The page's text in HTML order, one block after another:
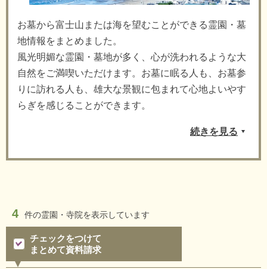
お墓から富士山または海を望むことができる霊園・墓
地情報をまとめました。
風光明媚な霊園・墓地が多く、心が洗われるような大
自然をご満喫いただけます。お墓に眠る人も、お墓参
りに訪れる人も、雄大な景観に包まれて心地よいやす
らぎを感じることができます。
続きを見る
4 件の霊園・寺院を表示しています
チェックをつけて
まとめて資料請求